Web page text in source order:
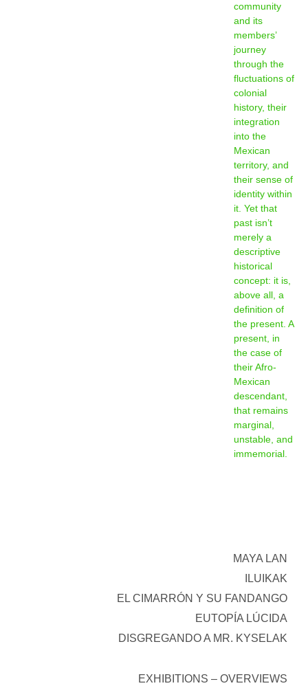
community
and its
members’
journey
through the
fluctuations of
colonial
history, their
integration
into the
Mexican
territory, and
their sense of
identity within
it. Yet that
past isn’t
merely a
descriptive
historical
concept: it is,
above all, a
definition of
the present. A
present, in
the case of
their Afro-
Mexican
descendant,
that remains
marginal,
unstable, and
immemorial.
MAYA LAN
ILUIKAK
EL CIMARRÓN Y SU FANDANGO
EUTOPÍA LÚCIDA
DISGREGANDO A MR. KYSELAK
EXHIBITIONS – OVERVIEWS